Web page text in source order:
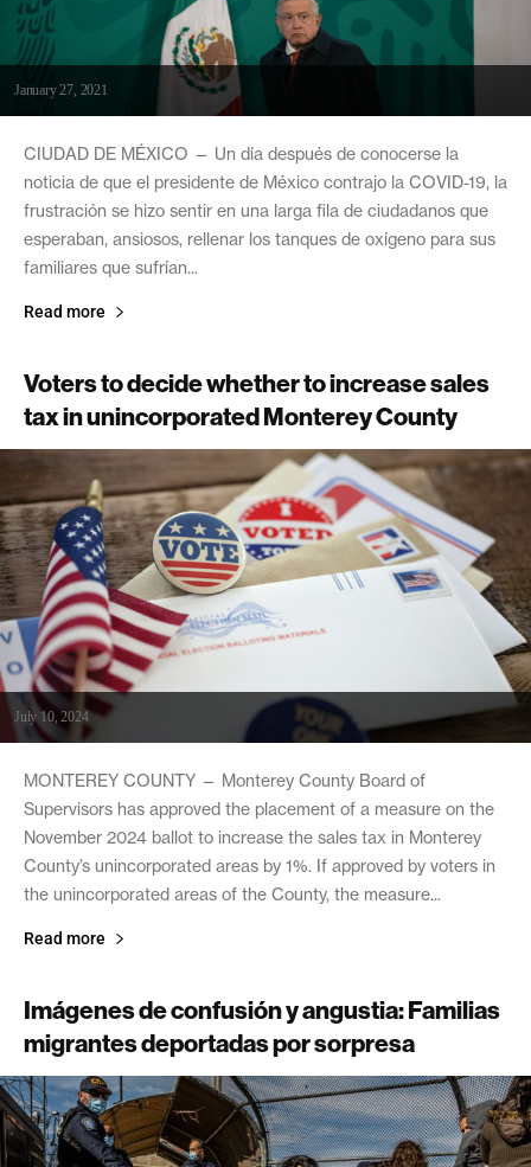
January 27, 2021
CIUDAD DE MÉXICO — Un día después de conocerse la
noticia de que el presidente de México contrajo la COVID-19, la
frustración se hizo sentir en una larga fila de ciudadanos que
esperaban, ansiosos, rellenar los tanques de oxígeno para sus
familiares que sufrían...
Read more
Voters to decide whether to increase sales
tax in unincorporated Monterey County
July 10, 2024
MONTEREY COUNTY — Monterey County Board of
Supervisors has approved the placement of a measure on the
November 2024 ballot to increase the sales tax in Monterey
County’s unincorporated areas by 1%. If approved by voters in
the unincorporated areas of the County, the measure...
Read more
Imágenes de confusión y angustia: Familias
migrantes deportadas por sorpresa